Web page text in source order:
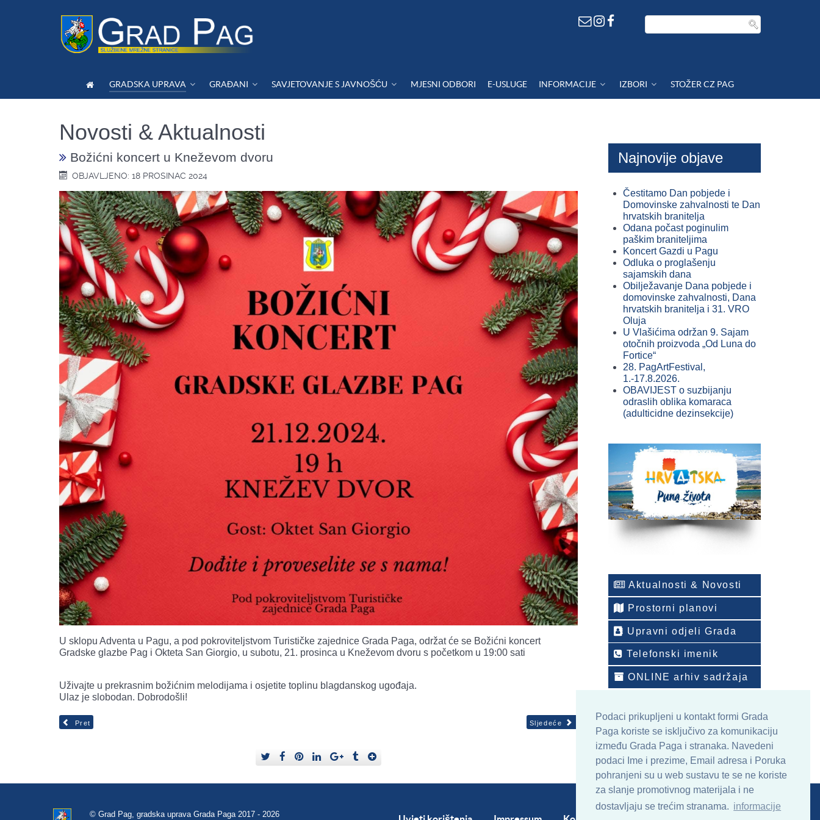
Podaci prikupljeni u kontakt formi Grada
Paga koriste se isključivo za komunikaciju
između Grada Paga i stranaka. Navedeni
podaci Ime i prezime, Email adresa i Poruka
pohranjeni su u web sustavu te se ne koriste
za slanje promotivnog materijala i ne
dostavljaju se trećim stranama. informacije
GRADSKA UPRAVA GRAĐANI SAVJETOVANJE S JAVNOŠĆU MJESNI ODBORI E-USLUGE INFORMACIJE IZBORI STOŽER CZ PAG
Novosti & Aktualnosti
Božićni koncert u Kneževom dvoru
OBJAVLJENO: 18 PROSINAC 2024
U sklopu Adventa u Pagu, a pod pokroviteljstvom Turističke zajednice Grada Paga, održat će se Božićni koncert
Gradske glazbe Pag i Okteta San Giorgio, u subotu, 21. prosinca u Kneževom dvoru s početkom u 19:00 sati
Uživajte u prekrasnim božićnim melodijama i osjetite toplinu blagdanskog ugođaja.
Ulaz je slobodan. Dobrodošli!
Pret Sljedeće
Najnovije objave
Čestitamo Dan pobjede i
Domovinske zahvalnosti te Dan
hrvatskih branitelja
Odana počast poginulim
paškim braniteljima
Koncert Gazdi u Pagu
Odluka o proglašenju
sajamskih dana
Obilježavanje Dana pobjede i
domovinske zahvalnosti, Dana
hrvatskih branitelja i 31. VRO
Oluja
U Vlašićima održan 9. Sajam
otočnih proizvoda „Od Luna do
Fortice“
28. PagArtFestival,
1.-17.8.2026.
OBAVIJEST o suzbijanju
odraslih oblika komaraca
(adulticidne dezinsekcije)
Aktualnosti & Novosti
Prostorni planovi
Upravni odjeli Grada
Telefonski imenik
ONLINE arhiv sadržaja
© Grad Pag, gradska uprava Grada Paga 2017 - 2026